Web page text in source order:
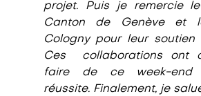
projet. Puis je remercie
Canton de Genève et
Cologny pour leur soutien
Ces  collaborations ont
faire de ce week-end
réussite. Finalement, je